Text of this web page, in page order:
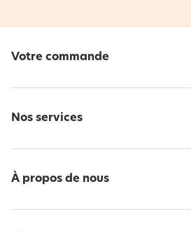
Votre commande
Nos services
À propos de nous